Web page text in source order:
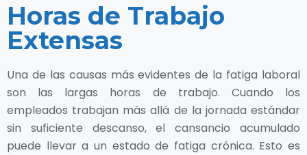
Horas de Trabajo
Extensas
Una de las causas más evidentes de la fatiga laboral
son las largas horas de trabajo. Cuando los
empleados trabajan más allá de la jornada estándar
sin suficiente descanso, el cansancio acumulado
puede llevar a un estado de fatiga crónica. Esto es